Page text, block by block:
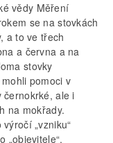
vědy Měření
se na stovkách
a to ve třech
a června a na
stovky
pomoci v
černokrké, ale i
na mokřady.
„vzniku“
„objevitele“,